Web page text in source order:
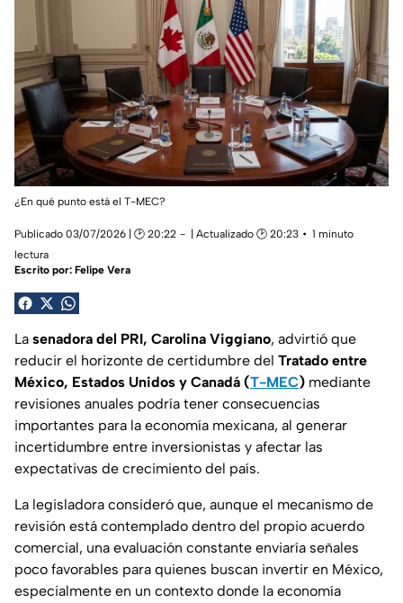
¿En qué punto está el T-MEC?
Publicado 03/07/2026 | 🕑 20:22 | Actualizado 🕑 20:23
1 minuto
lectura
Escrito por: Felipe Vera
La senadora del PRI, Carolina Viggiano, advirtió que
reducir el horizonte de certidumbre del Tratado entre
México, Estados Unidos y Canadá (T-MEC) mediante
revisiones anuales podría tener consecuencias
importantes para la economía mexicana, al generar
incertidumbre entre inversionistas y afectar las
expectativas de crecimiento del país.
La legisladora consideró que, aunque el mecanismo de
revisión está contemplado dentro del propio acuerdo
comercial, una evaluación constante enviaría señales
poco favorables para quienes buscan invertir en México,
especialmente en un contexto donde la economía